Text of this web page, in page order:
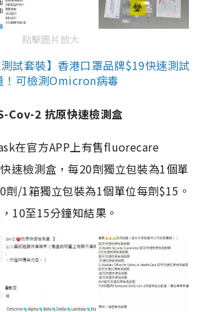
點擊圖片放大
試套裝】香港口罩品牌$19快速測試
！可檢測Omicron病毒
2 抗原快速檢測盒
在官方APP上有售fluorecare
速檢測盒，每20劑獨立包裝為1個單
劑/1箱獨立包裝為1個單位每劑$15。
10至15分鐘知結果。